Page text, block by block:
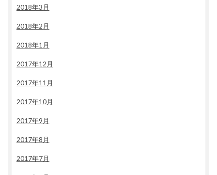
2018年3月
2018年2月
2018年1月
2017年12月
2017年11月
2017年10月
2017年9月
2017年8月
2017年7月